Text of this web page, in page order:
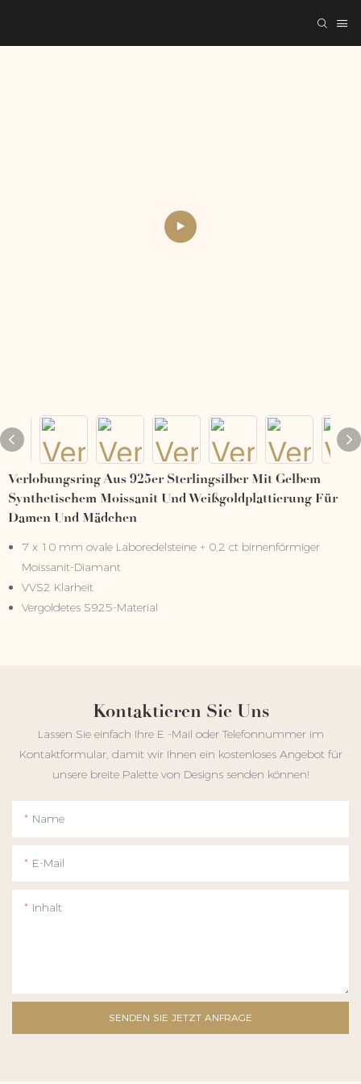
Verlobungsring Aus 925er Sterlingsilber Mit Gelbem
Synthetischem Moissanit Und Weißgoldplattierung Für
Damen Und Mädchen
7 x 10 mm ovale Laboredelsteine ​​+ 0,2 ct birnenförmiger
Moissanit-Diamant
VVS2 Klarheit
Vergoldetes S925-Material
Kontaktieren Sie Uns
Lassen Sie einfach Ihre E -Mail oder Telefonnummer im
Kontaktformular, damit wir Ihnen ein kostenloses Angebot für
unsere breite Palette von Designs senden können!
Name
E-Mail
Inhalt
SENDEN SIE JETZT ANFRAGE